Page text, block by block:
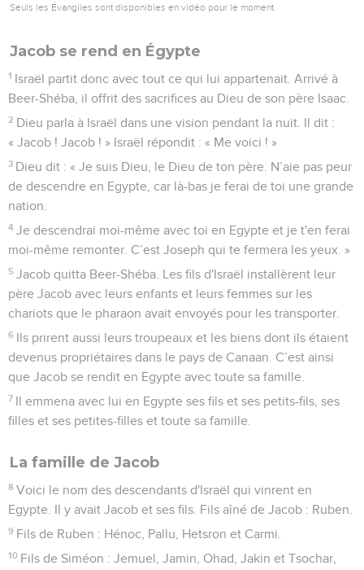
Seuls les Évangiles sont disponibles en vidéo pour le moment.
Jacob se rend en Égypte
1 Israël partit donc avec tout ce qui lui appartenait. Arrivé à
Beer-Shéba, il offrit des sacrifices au Dieu de son père Isaac.
2 Dieu parla à Israël dans une vision pendant la nuit. Il dit :
« Jacob ! Jacob ! » Israël répondit : « Me voici ! »
3 Dieu dit : « Je suis Dieu, le Dieu de ton père. N’aie pas peur
de descendre en Egypte, car là-bas je ferai de toi une grande
nation.
4 Je descendrai moi-même avec toi en Egypte et je t'en ferai
moi-même remonter. C’est Joseph qui te fermera les yeux. »
5 Jacob quitta Beer-Shéba. Les fils d'Israël installèrent leur
père Jacob avec leurs enfants et leurs femmes sur les
chariots que le pharaon avait envoyés pour les transporter.
6 Ils prirent aussi leurs troupeaux et les biens dont ils étaient
devenus propriétaires dans le pays de Canaan. C’est ainsi
que Jacob se rendit en Egypte avec toute sa famille.
7 Il emmena avec lui en Egypte ses fils et ses petits-fils, ses
filles et ses petites-filles et toute sa famille.
La famille de Jacob
8 Voici le nom des descendants d'Israël qui vinrent en
Egypte. Il y avait Jacob et ses fils. Fils aîné de Jacob : Ruben.
9 Fils de Ruben : Hénoc, Pallu, Hetsron et Carmi.
10 Fils de Siméon : Jemuel, Jamin, Ohad, Jakin et Tsochar,